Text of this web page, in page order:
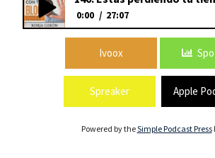
0:00 27:07
140: Estás perdiendo tu
Ivoox
Spreaker Apple
Powered by theSimple Podcast Press